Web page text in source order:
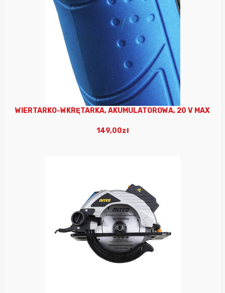
WIERTARKO-WKRĘTARKA, AKUMULATOROWA, 20 V MAX
149,00zł